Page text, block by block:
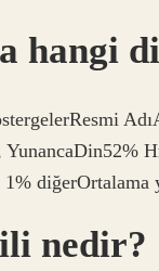
hangi
YunancaDin52%
1%
nedir?